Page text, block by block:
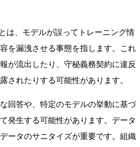
は、モデルが誤ってトレーニング情
を漏洩させる事態を指します。これ
が流出したり、守秘義務契約に違反
されたりする可能性があります。
回答や、特定のモデルの挙動に基づ
発生する可能性があります。データ
ータのサニタイズが重要です。組織